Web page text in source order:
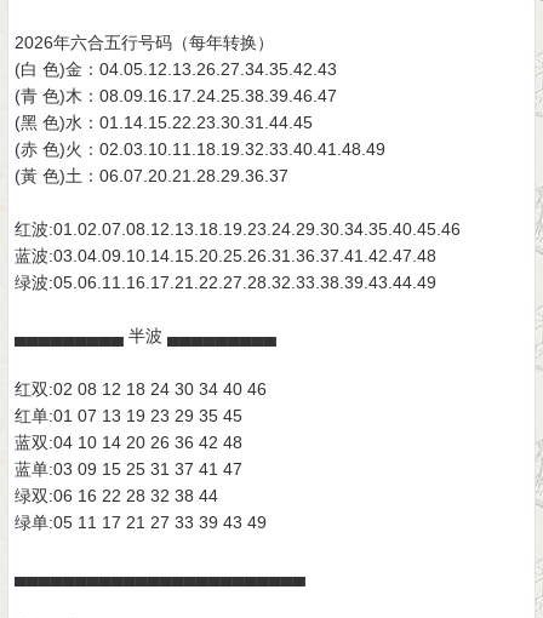
2026年六合五行号码（每年转换）
(白 色)金：04.05.12.13.26.27.34.35.42.43
(青 色)木：08.09.16.17.24.25.38.39.46.47
(黑 色)水：01.14.15.22.23.30.31.44.45
(赤 色)火：02.03.10.11.18.19.32.33.40.41.48.49
(黃 色)土：06.07.20.21.28.29.36.37
红波:01.02.07.08.12.13.18.19.23.24.29.30.34.35.40.45.46
蓝波:03.04.09.10.14.15.20.25.26.31.36.37.41.42.47.48
绿波:05.06.11.16.17.21.22.27.28.32.33.38.39.43.44.49
▄▄▄▄▄▄▄▄▄ 半波 ▄▄▄▄▄▄▄▄▄
红双:02 08 12 18 24 30 34 40 46
红单:01 07 13 19 23 29 35 45
蓝双:04 10 14 20 26 36 42 48
蓝单:03 09 15 25 31 37 41 47
绿双:06 16 22 28 32 38 44
绿单:05 11 17 21 27 33 39 43 49
▄▄▄▄▄▄▄▄▄▄▄▄▄▄▄▄▄▄▄▄▄▄▄▄